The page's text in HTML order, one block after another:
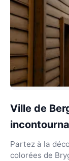
Ville de
Partez à la
colorées de